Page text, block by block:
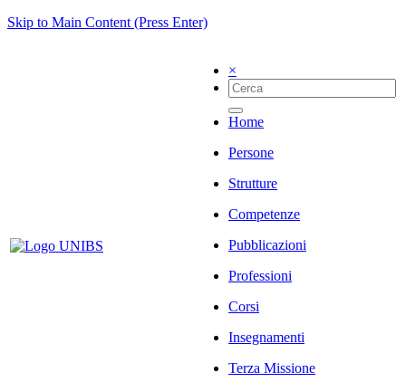
Skip to Main Content (Press Enter)
×
Home
Persone
Strutture
Competenze
Pubblicazioni
Professioni
Corsi
Insegnamenti
Terza Missione